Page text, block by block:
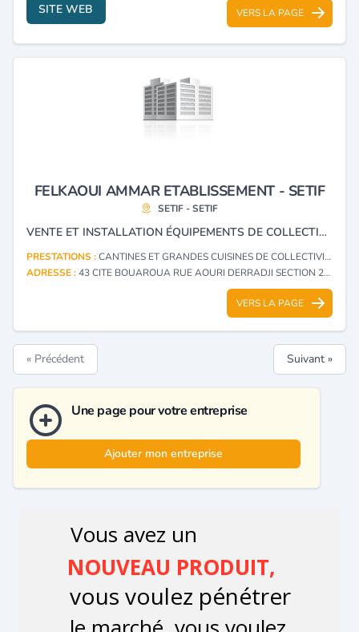
SITE WEB VERS LA PAGE
FELKAOUI AMMAR ETABLISSEMENT - SETIF
SETIF - SETIF
VENTE ET INSTALLATION ÉQUIPEMENTS DE COLLECTIVITÉ GRANDE CUISINE, CHAMBRE FROIDE ET BUANDERIE.
PRESTATIONS :CANTINES ET GRANDES CUISINES DE COLLECTIVITÉS : FOURNITURES ET MATÉRIEL
ADRESSE :43 CITE BOUAROUA RUE AOURI DERRADJI SECTION 235 SETIF - SETIF
VERS LA PAGE
« Précédent Suivant »
Une page pour votre entreprise
Ajouter mon entreprise